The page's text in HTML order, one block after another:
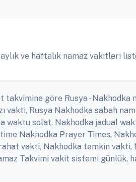
ve haftalık namaz vakitleri
göre Rusya -
vakti, Rusya Nakhodka sabah
waktu solat, Nakhodka jadual
Nakhodka Prayer Times,
vakti, Nakhodka temkin
Takvimi vakit sistemi günlük,